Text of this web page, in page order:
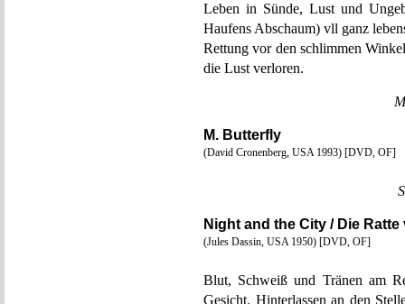
Leben in Sünde, Lust und
Haufens Abschaum) vll ganz
Rettung vor den schlimmen
die Lust verloren.
M. Butterfly
(David Cronenberg, USA 1993) [DVD, OF]
Night and the City / Die
(Jules Dassin, USA 1950) [DVD, OF]
Blut, Schweiß und Tränen am
Gesicht. Hinterlassen an den